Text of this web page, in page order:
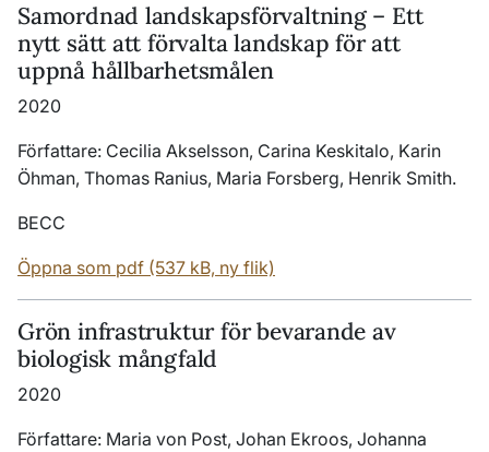
Samordnad landskapsförvaltning – Ett
nytt sätt att förvalta landskap för att
uppnå hållbarhetsmålen
2020
Författare: Cecilia Akselsson, Carina Keskitalo, Karin
Öhman, Thomas Ranius, Maria Forsberg, Henrik Smith.
BECC
Öppna som pdf (537 kB, ny flik)
Grön infrastruktur för bevarande av
biologisk mångfald
2020
Författare: Maria von Post, Johan Ekroos, Johanna